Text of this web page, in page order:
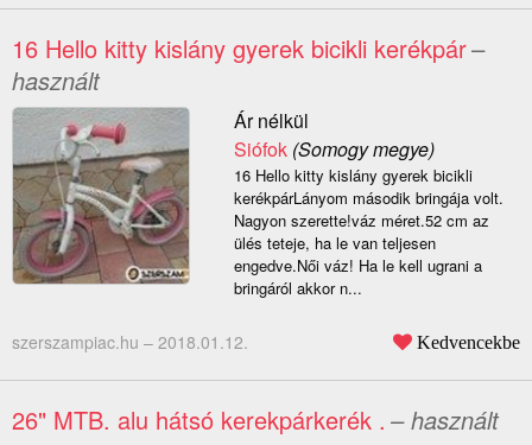
16 Hello kitty kislány gyerek bicikli kerékpár–
használt
Ár nélkül
Siófok(Somogy megye)
16 Hello kitty kislány gyerek bicikli
kerékpárLányom második bringája volt.
Nagyon szerette!váz méret.52 cm az
ülés teteje, ha le van teljesen
engedve.Női váz! Ha le kell ugrani a
bringáról akkor n...
szerszampiac.hu – 2018.01.12. Kedvencekbe
26" MTB. alu hátsó kerekpárkerék . – használt